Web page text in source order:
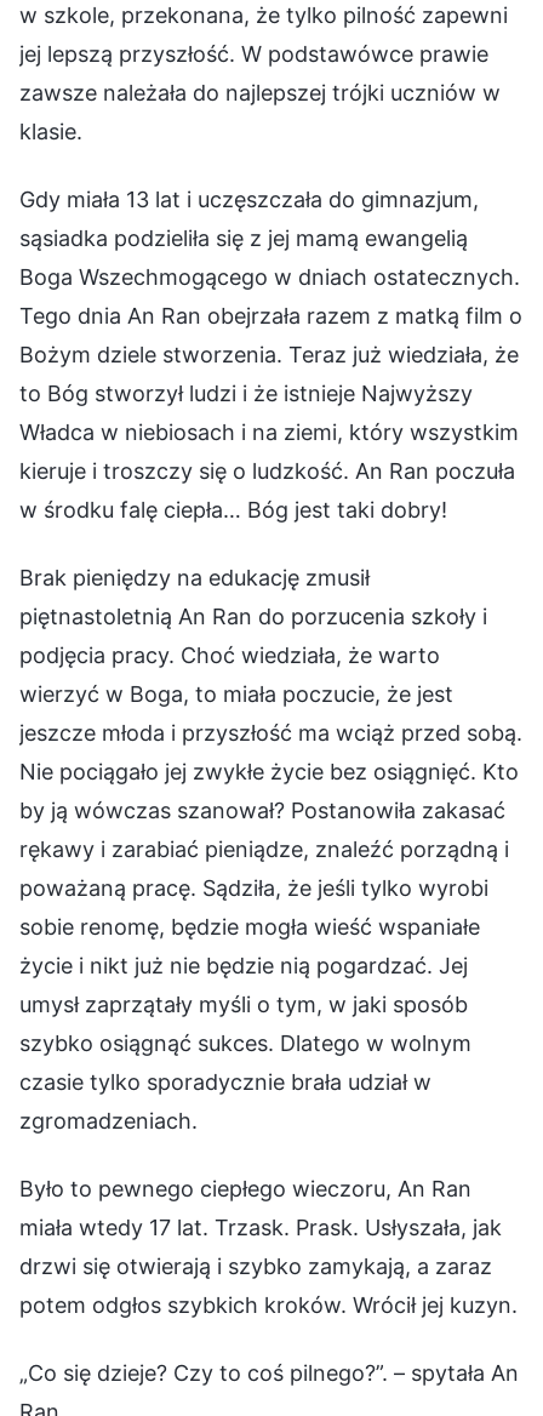
w szkole, przekonana, że tylko pilność zapewni
jej lepszą przyszłość. W podstawówce prawie
zawsze należała do najlepszej trójki uczniów w
klasie.
Gdy miała 13 lat i uczęszczała do gimnazjum,
sąsiadka podzieliła się z jej mamą ewangelią
Boga Wszechmogącego w dniach ostatecznych.
Tego dnia An Ran obejrzała razem z matką film o
Bożym dziele stworzenia. Teraz już wiedziała, że
to Bóg stworzył ludzi i że istnieje Najwyższy
Władca w niebiosach i na ziemi, który wszystkim
kieruje i troszczy się o ludzkość. An Ran poczuła
w środku falę ciepła… Bóg jest taki dobry!
Brak pieniędzy na edukację zmusił
piętnastoletnią An Ran do porzucenia szkoły i
podjęcia pracy. Choć wiedziała, że warto
wierzyć w Boga, to miała poczucie, że jest
jeszcze młoda i przyszłość ma wciąż przed sobą.
Nie pociągało jej zwykłe życie bez osiągnięć. Kto
by ją wówczas szanował? Postanowiła zakasać
rękawy i zarabiać pieniądze, znaleźć porządną i
poważaną pracę. Sądziła, że jeśli tylko wyrobi
sobie renomę, będzie mogła wieść wspaniałe
życie i nikt już nie będzie nią pogardzać. Jej
umysł zaprzątały myśli o tym, w jaki sposób
szybko osiągnąć sukces. Dlatego w wolnym
czasie tylko sporadycznie brała udział w
zgromadzeniach.
Było to pewnego ciepłego wieczoru, An Ran
miała wtedy 17 lat. Trzask. Prask. Usłyszała, jak
drzwi się otwierają i szybko zamykają, a zaraz
potem odgłos szybkich kroków. Wrócił jej kuzyn.
„Co się dzieje? Czy to coś pilnego?”. – spytała An